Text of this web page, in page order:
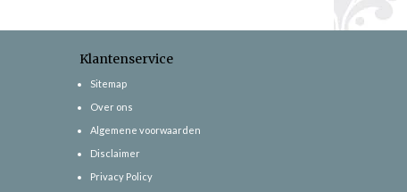
Klantenservice
Sitemap
Over ons
Algemene voorwaarden
Disclaimer
Privacy Policy